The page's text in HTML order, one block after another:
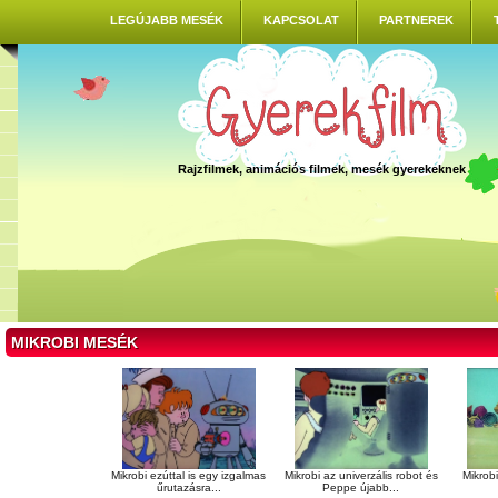
LEGÚJABB MESÉK KAPCSOLAT PARTNEREK
Rajzfilmek, animációs filmek, mesék gyerekeknek
MIKROBI MESÉK
Mikrobi ezúttal is egy izgalmas
űrutazásra...
Mikrobi az univerzális robot és
Peppe újabb...